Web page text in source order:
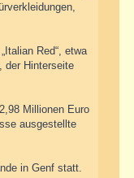
Red“, etwa
der Hinterseite
Millionen Euro
ausgestellte
in Genf statt.